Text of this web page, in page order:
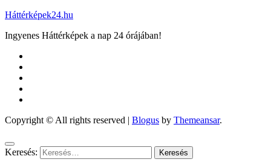
Háttérképek24.hu
Ingyenes Háttérképek a nap 24 órájában!
Copyright © All rights reserved | Blogus by Themeansar.
Keresés: